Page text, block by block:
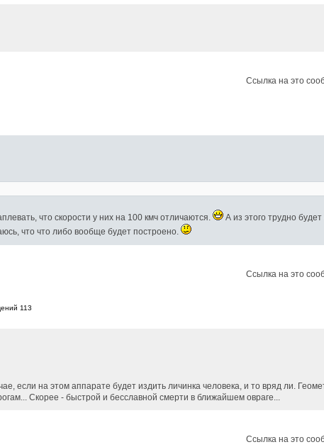
Ссылка на это
что скорости у них на 100 кмч отличаются.
А из этого трудно
что что либо вообще будет построено.
113
Ссылка на это
если на этом аппарате будет издить личинка человека, и то вряд ли.
Скорее - быстрой и бесславной смерти в ближайшем овраге...
Ссылка на это